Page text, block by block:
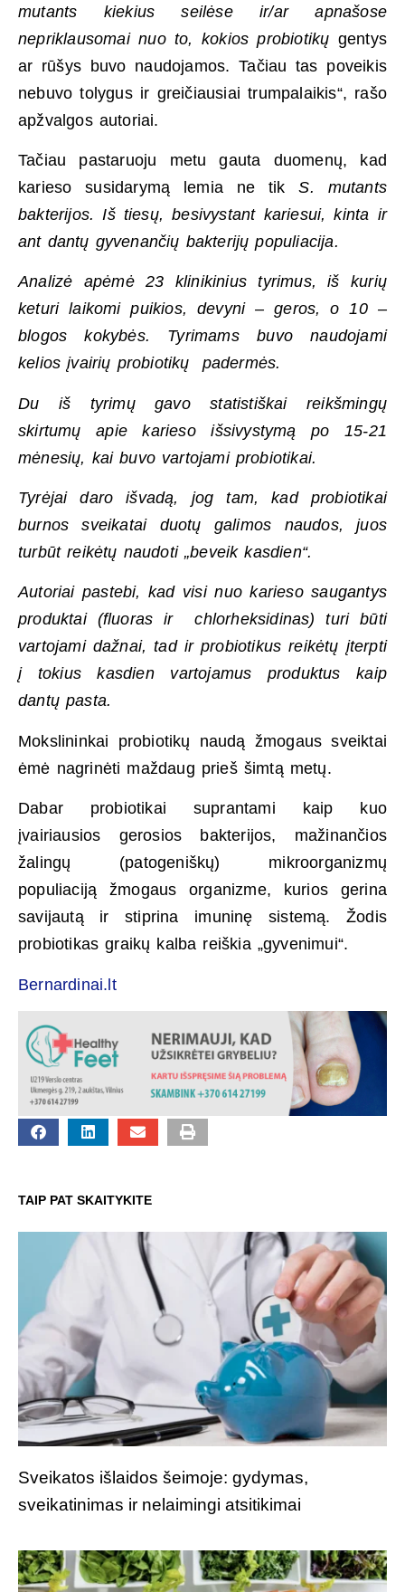
mutants kiekius seilėse ir/ar apnašose
nepriklausomai nuo to, kokios probiotikų gentys
ar rūšys buvo naudojamos. Tačiau tas poveikis
nebuvo tolygus ir greičiausiai trumpalaikis“, rašo
apžvalgos autoriai.
Tačiau pastaruoju metu gauta duomenų, kad
karieso susidarymą lemia ne tikS. mutants
bakterijos. Iš tiesų, besivystant kariesui, kinta ir
ant dantų gyvenančių bakterijų populiacija.
Analizė apėmė 23 klinikinius tyrimus, iš kurių
keturi laikomi puikios, devyni – geros, o 10 –
blogos kokybės. Tyrimams buvo naudojami
kelios įvairių probiotikų padermės.
Du iš tyrimų gavo statistiškai reikšmingų
skirtumų apie karieso išsivystymą po 15-21
mėnesių, kai buvo vartojami probiotikai.
Tyrėjai daro išvadą, jog tam, kad probiotikai
burnos sveikatai duotų galimos naudos, juos
turbūt reikėtų naudoti „beveik kasdien“.
Autoriai pastebi, kad visi nuo karieso saugantys
produktai (fluoras ir chlorheksidinas) turi būti
vartojami dažnai, tad ir probiotikus reikėtų įterpti
į tokius kasdien vartojamus produktus kaip
dantų pasta.
Mokslininkai probiotikų naudą žmogaus sveiktai
ėmė nagrinėti maždaug prieš šimtą metų.
Dabar probiotikai suprantami kaip kuo
įvairiausios gerosios bakterijos, mažinančios
žalingų (patogeniškų) mikroorganizmų
populiaciją žmogaus organizme, kurios gerina
savijautą ir stiprina imuninę sistemą. Žodis
probiotikas graikų kalba reiškia „gyvenimui“.
Bernardinai.lt
TAIP PAT SKAITYKITE
Sveikatos išlaidos šeimoje: gydymas,
sveikatinimas ir nelaimingi atsitikimai